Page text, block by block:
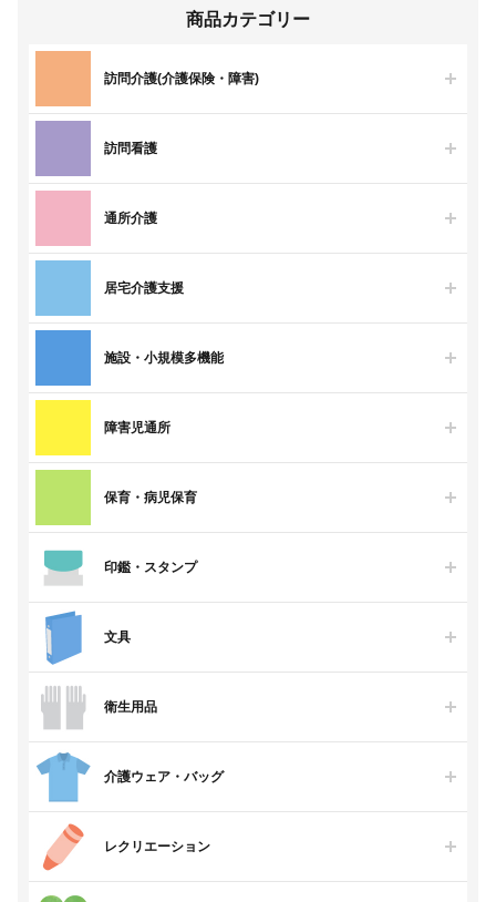
商品カテゴリー
訪問介護(介護保険・障害)
訪問看護
通所介護
居宅介護支援
施設・小規模多機能
障害児通所
保育・病児保育
印鑑・スタンプ
文具
衛生用品
介護ウェア・バッグ
レクリエーション